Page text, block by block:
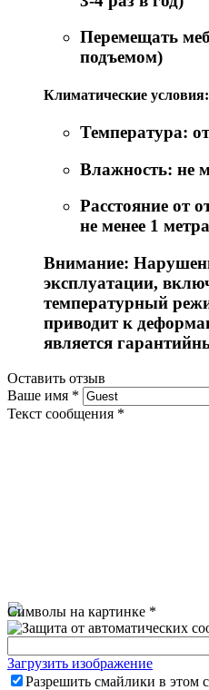
Перемещать
подъемом)
Климатические условия:
Температура:
Влажность: не
Расстояние от
не менее 1 метра
Внимание:
эксплуатации,
температурный
приводит к
является
Оставить отзыв
Ваше имя *
Текст сообщения *
Символы на картинке *
Загрузить изображение
Разрешить смайлики в этом